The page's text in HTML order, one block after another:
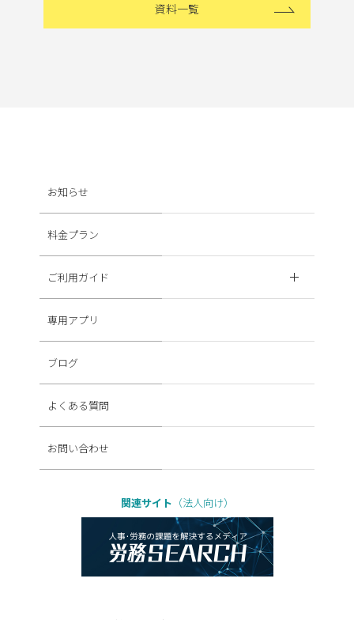
資料一覧
お知らせ
料金プラン
ご利用ガイド
専用アプリ
ブログ
よくある質問
お問い合わせ
関連サイト （法人向け）